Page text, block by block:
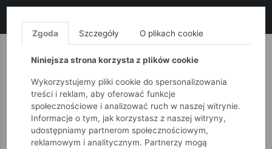
MONNARI QUIOSQUE
Zgoda Szczegóły O plikach cookie
Niniejsza strona korzysta z plików cookie
Wykorzystujemy pliki cookie do spersonalizowania
treści i reklam, aby oferować funkcje
społecznościowe i analizować ruch w naszej witrynie.
Informacje o tym, jak korzystasz z naszej witryny,
udostępniamy partnerom społecznościowym,
reklamowym i analitycznym. Partnerzy mogą